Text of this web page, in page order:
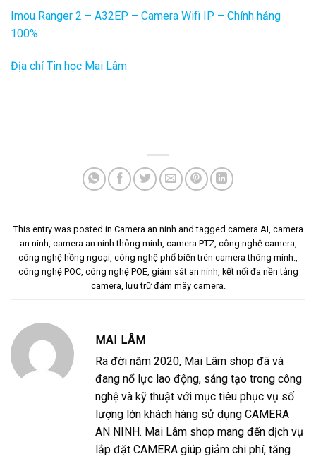
Imou Ranger 2 – A32EP – Camera Wifi IP – Chính hảng
100%
Địa chỉ Tin học Mai Lâm
This entry was posted in Camera an ninh and tagged camera AI camera
an ninh camera an ninh thông minh camera PTZ, công nghệ camera
công nghệ hồng ngoại công nghệ phổ biến trên camera thông minh.
công nghệ POC, công nghệ POE, giám sát an ninh kết nối đa nền tảng
camera
lưu trữ đám mây camera
MAI LÂM
Ra đời năm 2020, Mai Lâm shop đã và
đang nổ lực lao động, sáng tạo trong công
nghệ và kỹ thuật với mục tiêu phục vụ số
lượng lớn khách hàng sử dụng CAMERA
AN NINH. Mai Lâm shop mang đến dịch vụ
lắp đặt CAMERA giúp giảm chi phí, tăng